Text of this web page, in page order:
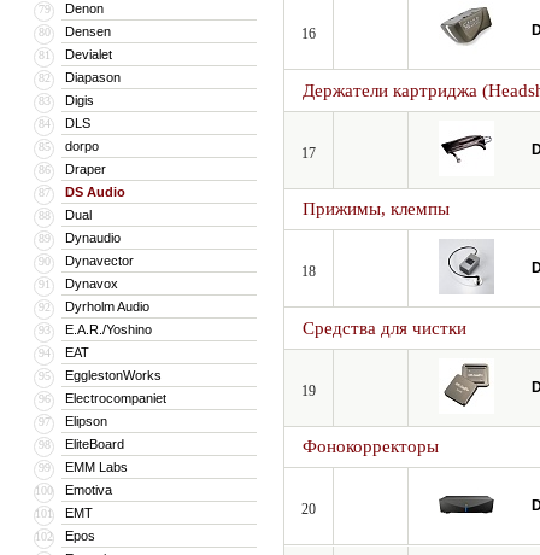
79 Denon
80 Densen
81 Devialet
82 Diapason
83 Digis
84 DLS
85 dorpo
86 Draper
87 DS Audio
88 Dual
89 Dynaudio
90 Dynavector
91 Dynavox
92 Dyrholm Audio
93 E.A.R./Yoshino
94 EAT
95 EgglestonWorks
96 Electrocompaniet
97 Elipson
98 EliteBoard
99 EMM Labs
100 Emotiva
101 EMT
102 Epos
16
Держатели картриджа
17
Прижимы, клемпы
18
Средства для чистки
19
Фонокорректоры
20